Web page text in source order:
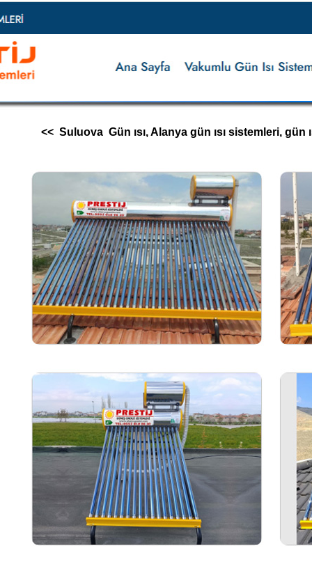
<< Suluova Gün ısı, Alanya gün ısı sistemleri, gün